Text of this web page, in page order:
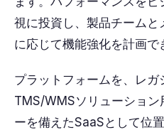
視に投資し、製品チーム
に応じて機能強化を計画で
プラットフォームを、レガ
TMS/WMSソリューション
ーを備えたSaaSとして位